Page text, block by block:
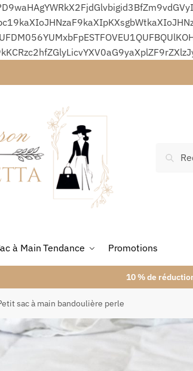
à Main Tendance Promotions
10 % de
sac à main bandoulière perle